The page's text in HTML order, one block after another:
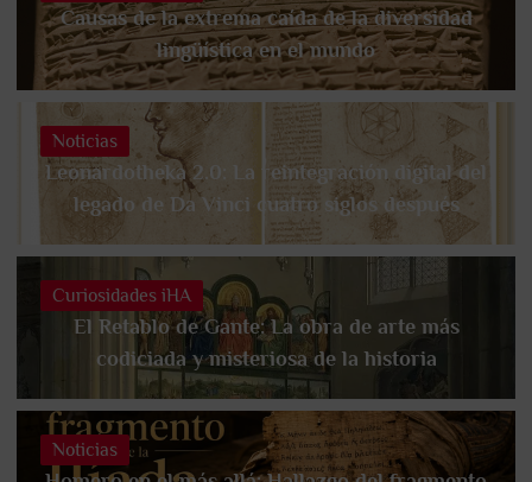
Causas de la extrema caída de la diversidad
lingüística en el mundo
Noticias
Leonardotheka 2.0: La reintegración digital del
legado de Da Vinci cuatro siglos después
Curiosidades iHA
El Retablo de Gante: La obra de arte más
codiciada y misteriosa de la historia
Noticias